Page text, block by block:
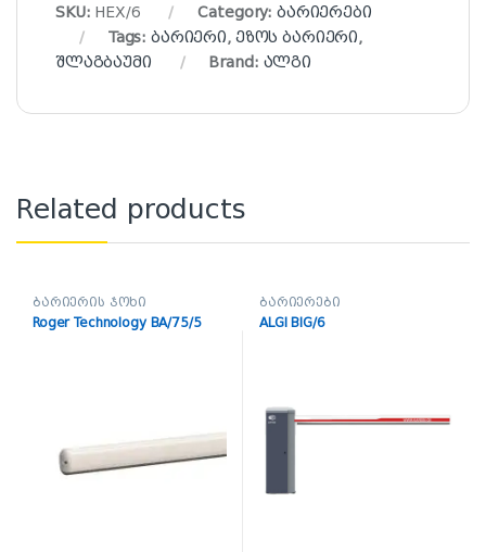
SKU: HEX/6 Category: ბარიერები
Tags:ბარიერი, ეზოს ბარიერი,
შლაგბაუმი
Brand: ალგი
Related products
ბარიერის ჯოხი
Roger Technology BA/75/5
ბარიერები
ALGI BIG/6